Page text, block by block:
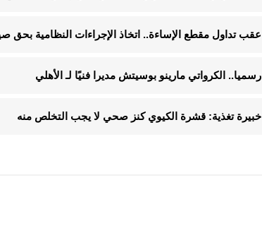
عقب تداول مقطع الإساءة.. اتخاذ الإجراءات النظامية بحق
رسميا.. الكرواتي مارينو بوسيتش مديرا فنيًا لـ الأهلي
خبيرة تغذية: قشرة الكيوي كنز صحي لا يجب التخلص منه